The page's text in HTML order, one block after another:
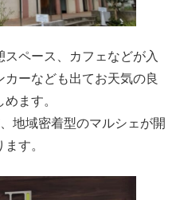
ペース、カフェなどが入
ーなども出てお天気の良
ます。
地域密着型のマルシェが開
す。